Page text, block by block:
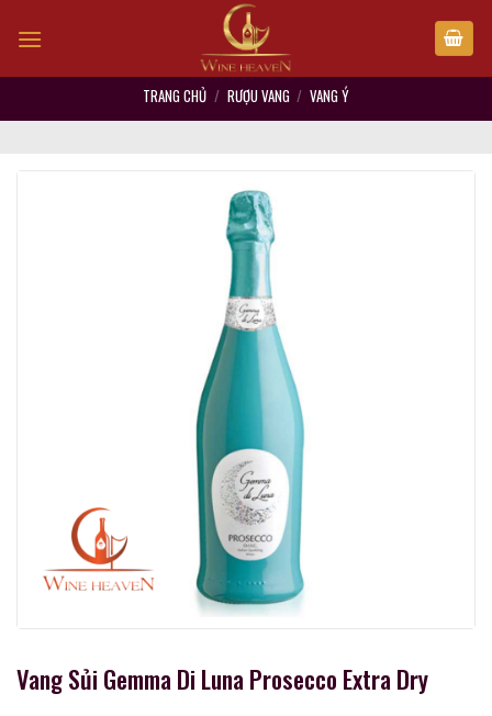
TRANG CHỦ / RƯỢU VANG / VANG Ý
Vang Sủi Gemma Di Luna Prosecco Extra Dry